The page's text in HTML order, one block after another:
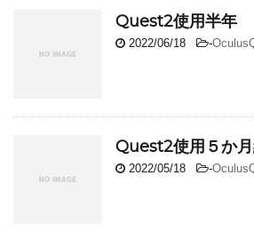
Quest2使用半年
2022/06/18 -
Quest2使用５か
2022/05/18 -